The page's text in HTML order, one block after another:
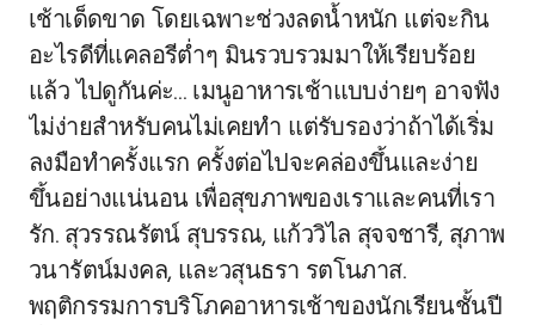
เช้าเด็ดขาด โดยเฉพาะช่วงลดน้ำหนัก แต่จะกิน
อะไรดีที่แคลอรีต่ำๆ มินรวบรวมมาให้เรียบร้อย
แล้ว ไปดูกันค่ะ… เมนูอาหารเช้าแบบง่ายๆ อาจฟัง
ไม่ง่ายสำหรับคนไม่เคยทำ แต่รับรองว่าถ้าได้เริ่ม
ลงมือทำครั้งแรก ครั้งต่อไปจะคล่องขึ้นและง่าย
ขึ้นอย่างแน่นอน เพื่อสุขภาพของเราและคนที่เรา
รัก. สุวรรณรัตน์ สุบรรณ, แก้ววิไล สุจจชารี, สุภาพ
วนารัตน์มงคล, และวสุนธรา รตโนภาส.
พฤติกรรมการบริโภคอาหารเช้าของนักเรียนชั้นปี